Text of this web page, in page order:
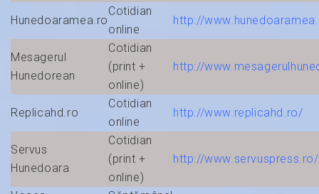
Hunedoaramea.ro
Cotidian
online
http://
Mesagerul
Hunedorean
Cotidian
(print +
online)
http://
Replicahd.ro
Cotidian
online
http://www.replicahd.ro/
Servus
Hunedoara
Cotidian
(print +
online)
http://www.servuspress.ro/